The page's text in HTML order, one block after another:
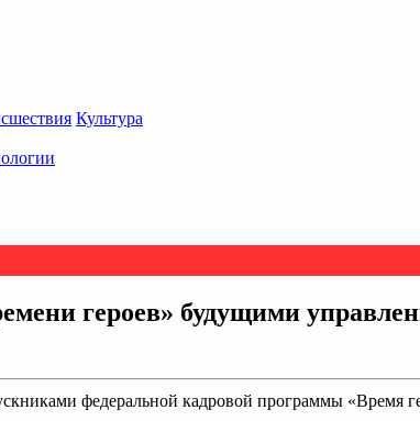
Культура
героев» будущими
федеральной кадровой программы «Время